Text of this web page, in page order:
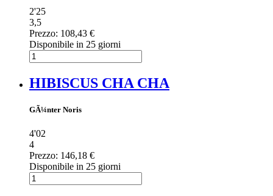
2'25
3,5
Prezzo: 108,43 €
Disponibile in 25 giorni
HIBISCUS CHA CHA
GÃ¼nter Noris
4'02
4
Prezzo: 146,18 €
Disponibile in 25 giorni